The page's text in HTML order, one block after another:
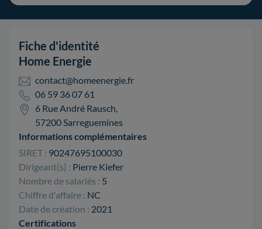
Fiche d'identité
Home Energie
contact@homeenergie.fr
06 59 36 07 61
6 Rue André Rausch,
57200 Sarreguemines
Informations complémentaires
SIRET : 90247695100030
Dirigeant(s) : Pierre Kiefer
Nombre de salariés : 5
Chiffre d'affaire : NC
Date de création : 2021
Certifications